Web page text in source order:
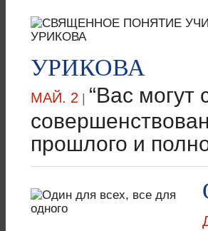
УРИКОВА
МАЙ. 2 | “Вас могут
прошлого и